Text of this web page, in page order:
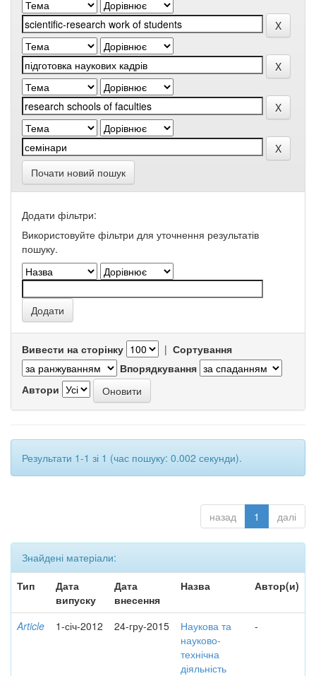
Почати новий пошук
Додати фільтри:
Використовуйте фільтри для уточнення результатів
пошуку.
Вивести на сторінку | Сортування
Впорядкування
Автори
Результати 1-1 зі 1 (час пошуку: 0.002 секунди).
назад 1 далі
Знайдені матеріали:
Тип
Дата
випуску
Дата
внесення
Назва Автор(и)
Article 1-січ-2012 24-гру-2015
Наукова та
науково-
технічна
діяльність
-